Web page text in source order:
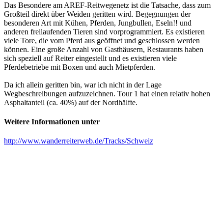
Das Besondere am AREF-Reitwegenetz ist die Tatsache, dass zum
Großteil direkt über Weiden geritten wird. Begegnungen der
besonderen Art mit Kühen, Pferden, Jungbullen, Eseln!! und
anderen freilaufenden Tieren sind vorprogrammiert. Es existieren
viele Tore, die vom Pferd aus geöffnet und geschlossen werden
können. Eine große Anzahl von Gasthäusern, Restaurants haben
sich speziell auf Reiter eingestellt und es existieren viele
Pferdebetriebe mit Boxen und auch Mietpferden.
Da ich allein geritten bin, war ich nicht in der Lage
Wegbeschreibungen aufzuzeichnen. Tour 1 hat einen relativ hohen
Asphaltanteil (ca. 40%) auf der Nordhälfte.
Weitere Informationen unter
http://www.wanderreiterweb.de/Tracks/Schweiz